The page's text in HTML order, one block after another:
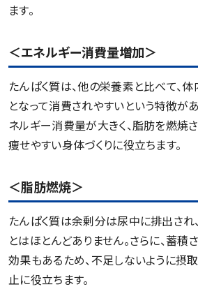
ます。
＜エネルギー消費量増加＞
たんぱく質は、他の栄養素と比べて、
となって消費されやすいという特徴が
ネルギー消費量が大きく、脂肪を燃焼
痩せやすい身体づくりに役立ちます。
＜脂肪燃焼＞
たんぱく質は余剰分は尿中に排出され
とはほとんどありません。さらに、蓄
効果もあるため、不足しないように摂
止に役立ちます。